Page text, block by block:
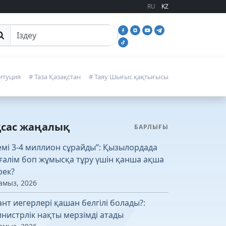
RU KZ
іздеу
# Таза Қазақстан # Таяу Шығыс қақтығысы
жаңалық БАРЛЫҒЫ
3-4 миллион сұрайды”: Қызылордада
боп жұмысқа тұру үшін қанша ақша
2026
иегерлері қашан белгілі болады?:
нақты мерзімді атады